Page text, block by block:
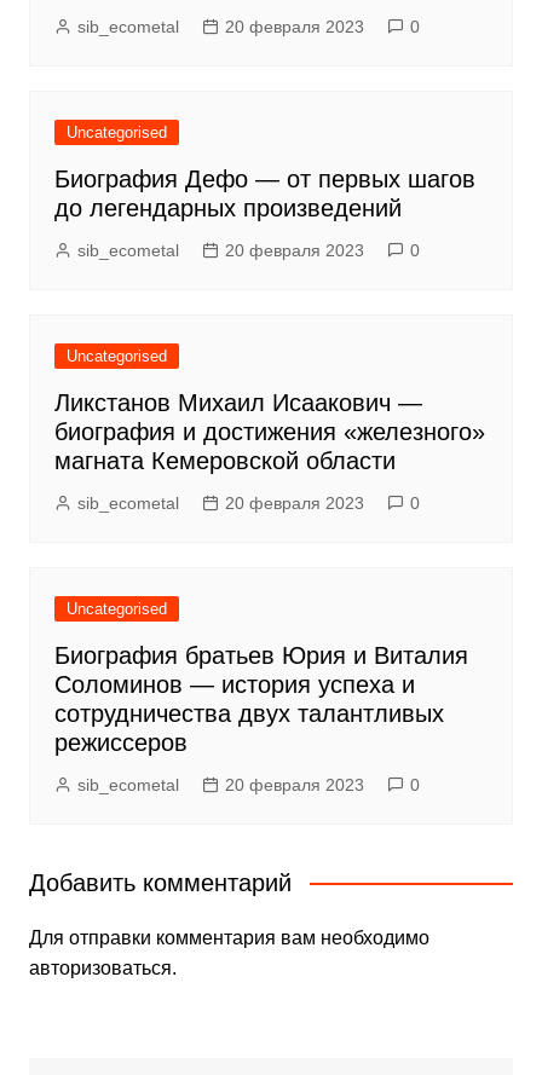
sib_ecometal 20 февраля 2023 0
Uncategorised
Биография Дефо — от первых шагов
до легендарных произведений
sib_ecometal 20 февраля 2023 0
Uncategorised
Ликстанов Михаил Исаакович —
биография и достижения «железного»
магната Кемеровской области
sib_ecometal 20 февраля 2023 0
Uncategorised
Биография братьев Юрия и Виталия
Соломинов — история успеха и
сотрудничества двух талантливых
режиссеров
sib_ecometal 20 февраля 2023 0
Добавить комментарий
Для отправки комментария вам необходимо
авторизоваться.